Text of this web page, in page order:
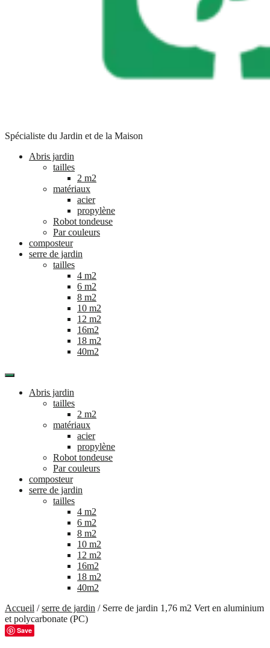
Spécialiste du Jardin et de la Maison
Abris jardin
tailles
2 m2
matériaux
acier
propylène
Robot tondeuse
Par couleurs
composteur
serre de jardin
tailles
4 m2
6 m2
8 m2
10 m2
12 m2
16m2
18 m2
40m2
Abris jardin
tailles
2 m2
matériaux
acier
propylène
Robot tondeuse
Par couleurs
composteur
serre de jardin
tailles
4 m2
6 m2
8 m2
10 m2
12 m2
16m2
18 m2
40m2
Accueil /serre de jardin / Serre de jardin 1,76 m2 Vert en aluminium
et polycarbonate (PC)
Save